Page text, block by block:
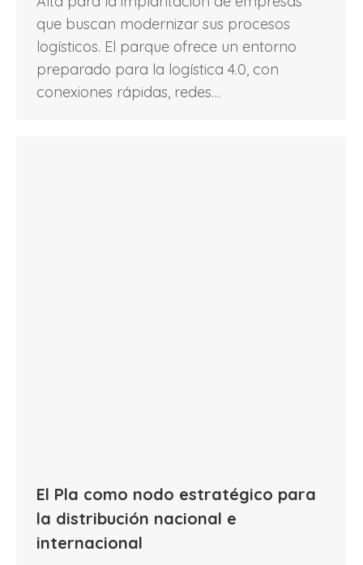
que buscan modernizar sus procesos
logísticos. El parque ofrece un entorno
preparado para la logística 4.0, con
conexiones rápidas, redes…
El Pla como nodo estratégico para
la distribución nacional e
internacional